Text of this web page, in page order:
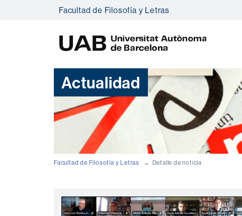
Facultad de Filosofía y Letras
A
Actualidad
Facultad de Filosofía y Letras Detalle de noticia